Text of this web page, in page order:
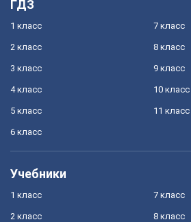
ГДЗ
1 класс
2 класс
3 класс
4 класс
5 класс
6 класс
7 класс
8 класс
9 класс
10 класс
11 класс
Учебники
1 класс
2 класс
7 класс
8 класс